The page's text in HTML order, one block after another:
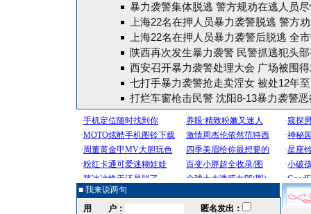
暴力袭警集体脱逃 警方规劝在逃人员
上海22名在押人员暴力袭警脱逃 警方
上海22名在押人员暴力袭警后脱逃 全
陕西再次发生暴力袭警 民警抓逃犯头
西安召开暴力袭警处理大会 广场被围
七打手暴力袭警抢走卖淫女 被处12年
打烂车窗枪击民警 沈阳8-13暴力袭警
■ 我来说两句
用 户：
匿名发出：